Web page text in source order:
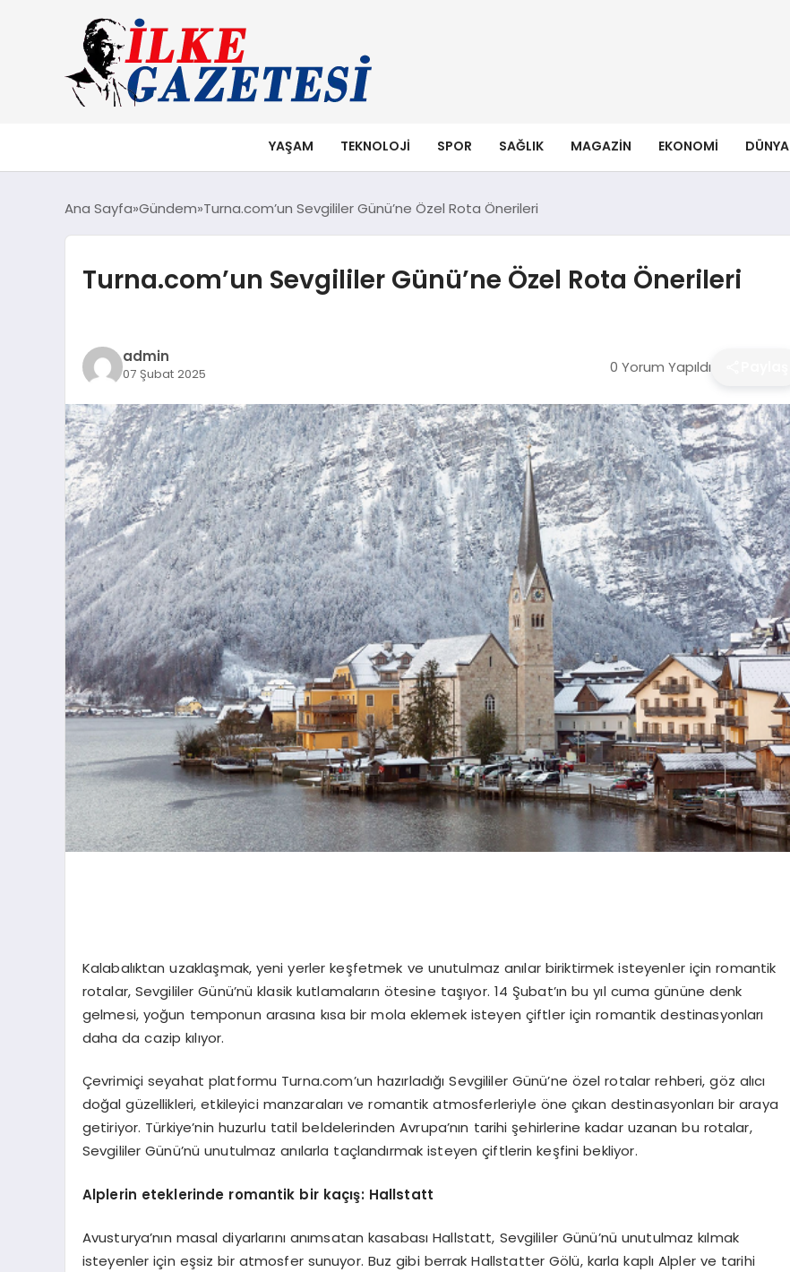
YAŞAM TEKNOLOJI SPOR SAĞLIK MAGAZIN EKONOMI DÜNYA
Ana Sayfa Gündem Turna.com’un Sevgililer Günü’ne Özel Rota Önerileri
Turna.com’un Sevgililer Günü’ne Özel Rota Önerileri
admin
07 Şubat 2025 0 Yorum Yapıldı
Kalabalıktan uzaklaşmak, yeni yerler keşfetmek ve unutulmaz anılar biriktirmek isteyenler için romantik
rotalar, Sevgililer Günü’nü klasik kutlamaların ötesine taşıyor. 14 Şubat’ın bu yıl cuma gününe denk
gelmesi, yoğun temponun arasına kısa bir mola eklemek isteyen çiftler için romantik destinasyonları
daha da cazip kılıyor.
Çevrimiçi seyahat platformu Turna.com’un hazırladığı Sevgililer Günü’ne özel rotalar rehberi, göz alıcı
doğal güzellikleri, etkileyici manzaraları ve romantik atmosferleriyle öne çıkan destinasyonları bir araya
getiriyor. Türkiye’nin huzurlu tatil beldelerinden Avrupa’nın tarihi şehirlerine kadar uzanan bu rotalar,
Sevgililer Günü’nü unutulmaz anılarla taçlandırmak isteyen çiftlerin keşfini bekliyor.
Alplerin eteklerinde romantik bir kaçış: Hallstatt
Avusturya’nın masal diyarlarını anımsatan kasabası Hallstatt, Sevgililer Günü’nü unutulmaz kılmak
isteyenler için eşsiz bir atmosfer sunuyor. Buz gibi berrak Hallstatter Gölü, karla kaplı Alpler ve tarihi